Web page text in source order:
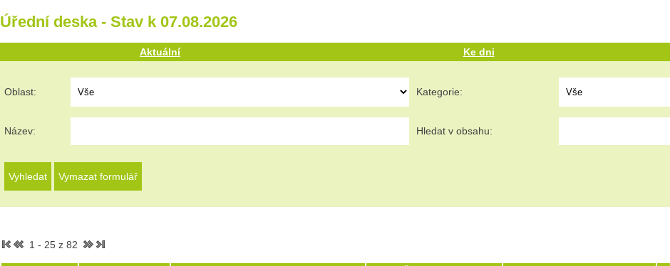
Úřední deska - Stav k 07.08.2026
Aktuální Ke dni
Oblast: Kategorie:
Název: Hledat v obsahu:
1 - 25 z 82